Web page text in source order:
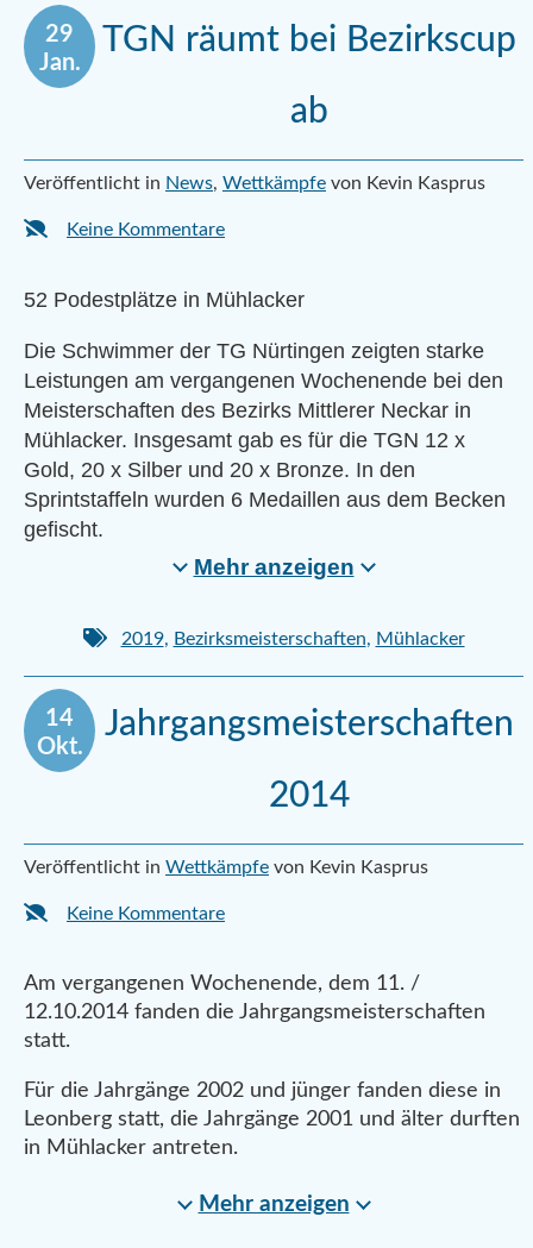
29
Jan.
TGN räumt bei Bezirkscup
ab
Veröffentlicht in News, Wettkämpfe von Kevin Kasprus
Keine Kommentare
52 Podestplätze in Mühlacker
Die Schwimmer der TG Nürtingen zeigten starke
Leistungen am vergangenen Wochenende bei den
Meisterschaften des Bezirks Mittlerer Neckar in
Mühlacker. Insgesamt gab es für die TGN 12 x
Gold, 20 x Silber und 20 x Bronze. In den
Sprintstaffeln wurden 6 Medaillen aus dem Becken
gefischt.
Mehr anzeigen
2019, Bezirksmeisterschaften, Mühlacker
14
Okt.
Jahrgangsmeisterschaften
2014
Veröffentlicht in Wettkämpfe von Kevin Kasprus
Keine Kommentare
Am vergangenen Wochenende, dem 11. /
12.10.2014 fanden die Jahrgangsmeisterschaften
statt.
Für die Jahrgänge 2002 und jünger fanden diese in
Leonberg statt, die Jahrgänge 2001 und älter durften
in Mühlacker antreten.
Mehr anzeigen